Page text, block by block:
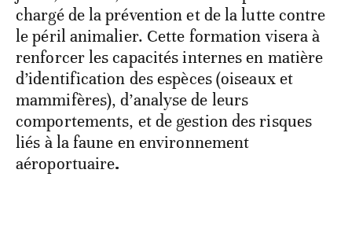
chargé de la prévention et de la lutte contre
le péril animalier. Cette formation visera à
renforcer les capacités internes en matière
d’identification des espèces (oiseaux et
mammifères), d’analyse de leurs
comportements, et de gestion des risques
liés à la faune en environnement
aéroportuaire.